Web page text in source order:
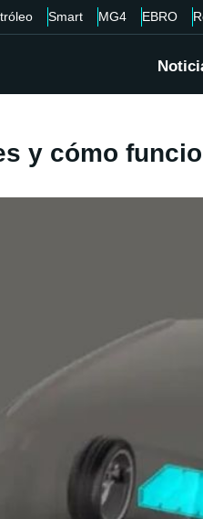
Smart MG4 EBRO
y cómo